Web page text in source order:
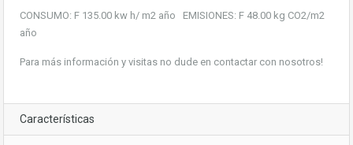
CONSUMO: F 135.00 kw h/ m2 año EMISIONES: F 48.00 kg CO2/m2
año
Para más información y visitas no dude en contactar con nosotros!
Características